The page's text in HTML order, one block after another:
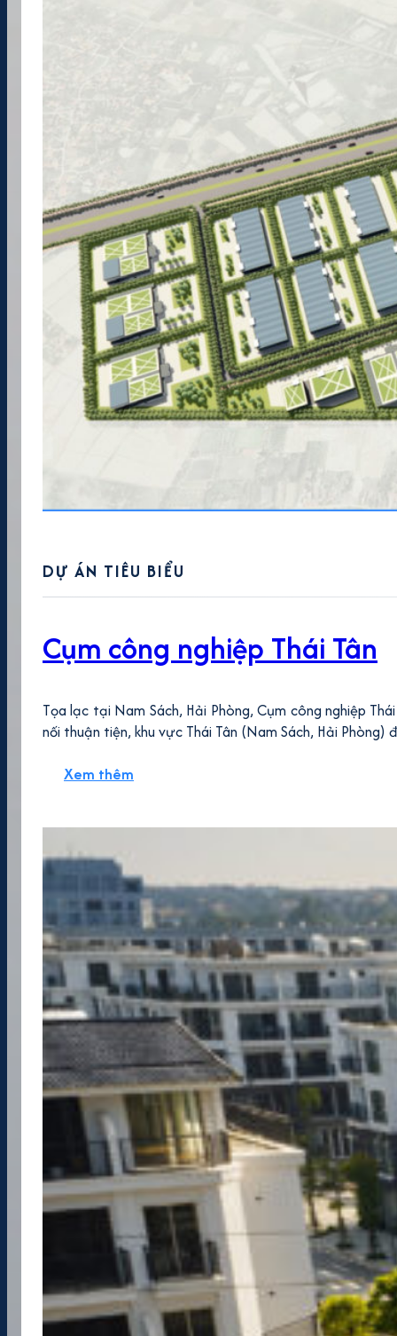
DỰ ÁN TIÊU BIỂU
Cụm công nghiệp Thái Tân
Tọa lạc tại Nam Sách, Hải Phòng, Cụm công nghiệp
nối thuận tiện, khu vực Thái Tân (Nam Sách, Hải
Xem thêm